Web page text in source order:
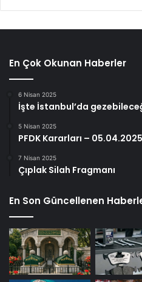
En Çok Okunan Haberler
6 Nisan 2025
İşte İstanbul’da
5 Nisan 2025
PFDK Kararları – 05.04.2025
7 Nisan 2025
Çıplak Silah Fragmanı
En Son Güncellenen